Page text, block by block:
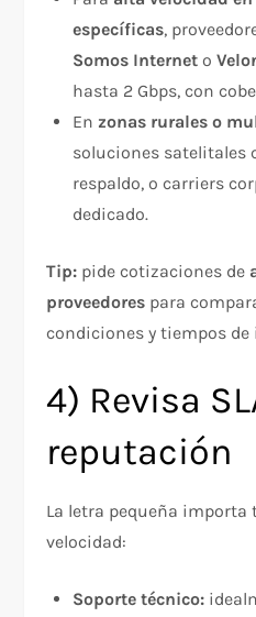
específicas,
Somos Internet o
hasta 2 Gbps, con
En zonas rurales o
soluciones satelitales
respaldo, o carriers
dedicado.
Tip: pide cotizaciones de
proveedores para
condiciones y tiempos
4) Revisa
reputación
La letra pequeña importa
velocidad:
Soporte técnico: